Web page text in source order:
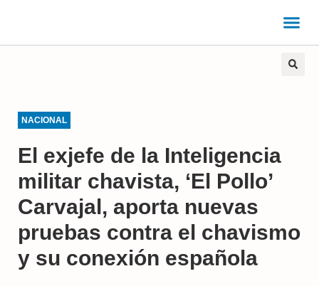
NACIONAL
El exjefe de la Inteligencia
militar chavista, ‘El Pollo’
Carvajal, aporta nuevas
pruebas contra el chavismo
y su conexión española